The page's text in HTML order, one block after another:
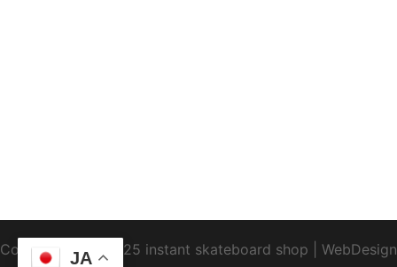
Copyright1995-2025 instant skateboard shop
WebDesign
JA